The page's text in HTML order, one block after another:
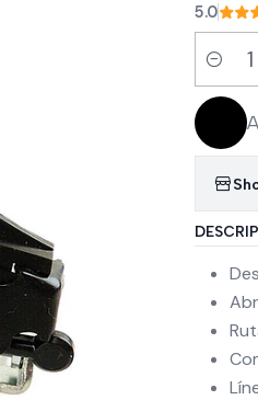
5.0
Quantity